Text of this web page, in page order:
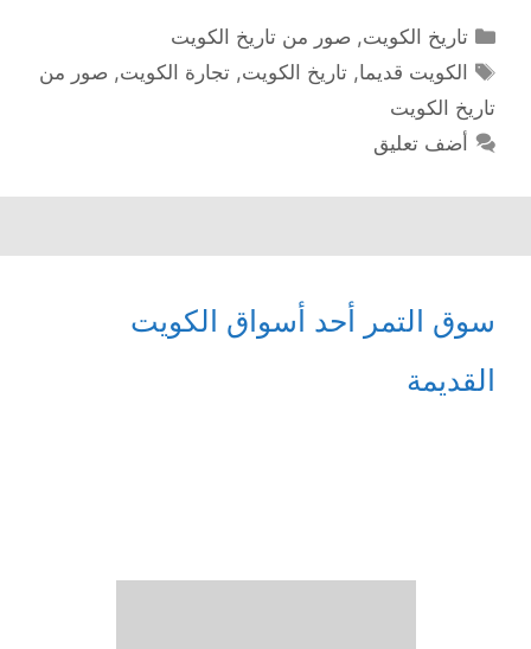
التصنيفات
تاريخ الكويت, صور من تاريخ الكويت
الوسوم
الكويت قديما,تاريخ الكويت,تجارة الكويت, صور من
تاريخ الكويت
أضف تعليق
سوق التمر أحد أسواق الكويت
القديمة